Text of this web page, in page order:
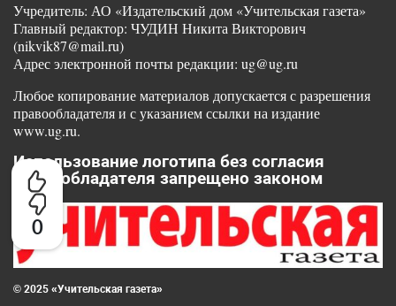
0
Учредитель: АО «Издательский дом «Учительская газета»
Главный редактор: ЧУДИН Никита Викторович
(nikvik87@mail.ru)
Адрес электронной почты редакции: ug@ug.ru
Любое копирование материалов допускается с разрешения
правообладателя и с указанием ссылки на издание
www.ug.ru.
Использование логотипа без согласия
правообладателя запрещено законом
© 2025 «Учительская газета»